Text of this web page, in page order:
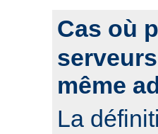
Cas où
même
La